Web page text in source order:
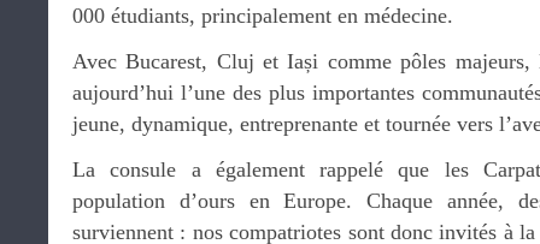
000 étudiants, principalement en médecine.
Avec Bucarest, Cluj et Iași comme pôles majeurs,
aujourd’hui l’une des plus importantes
jeune, dynamique, entreprenante et tournée vers
La consule a également rappelé que les
population d’ours en Europe. Chaque année,
surviennent : nos compatriotes sont donc invités à